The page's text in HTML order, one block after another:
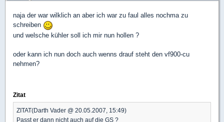
naja der war wilklich an aber ich war zu faul alles nochma zu
schreiben
und welsche kühler soll ich mir nun hollen ?
oder kann ich nun doch auch wenns drauf steht den vf900-cu
nehmen?
Zitat
ZITAT(Darth Vader @ 20.05.2007, 15:49)
Passt er dann nicht auch auf die GS ?